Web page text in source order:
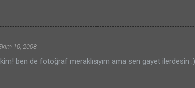
10, 2008
ben de fotoğraf meraklısıyım ama sen gayet ilerdesin :)